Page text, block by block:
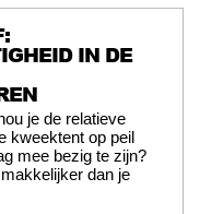
IN DE
je de relatieve
kweektent op peil
mee bezig te zijn?
dan je